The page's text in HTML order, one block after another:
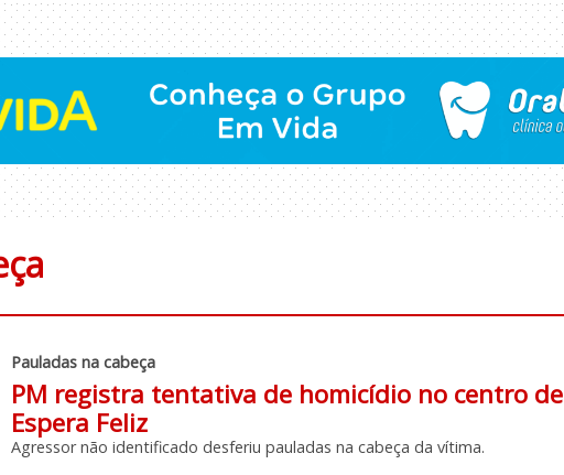
Pauladas na cabeça
PM registra tentativa de homicídio no centro de
Espera Feliz
Agressor não identificado desferiu pauladas na cabeça da vítima.